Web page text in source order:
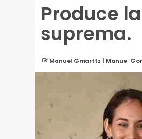
Produce
suprema.
Manuel Gmarttz | Manuel